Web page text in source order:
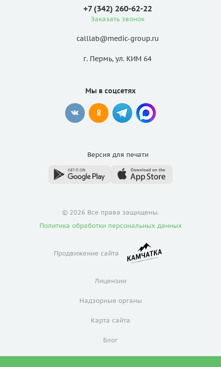
+7 (342) 260-62-22
Заказать звонок
calllab@medic-group.ru
г. Пермь, ул. КИМ 64
Мы в соцсетях
Версия для печати
© 2026 Все права защищены.
Политика обработки персональных данных
Продвижение сайта
Лицензии
Надзорные органы
Карта сайта
Блог